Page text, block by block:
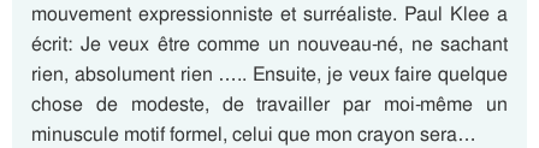
mouvement expressionniste et surréaliste. Paul Klee a
écrit: Je veux être comme un nouveau-né, ne sachant
rien, absolument rien ….. Ensuite, je veux faire quelque
chose de modeste, de travailler par moi-même un
minuscule motif formel, celui que mon crayon sera…